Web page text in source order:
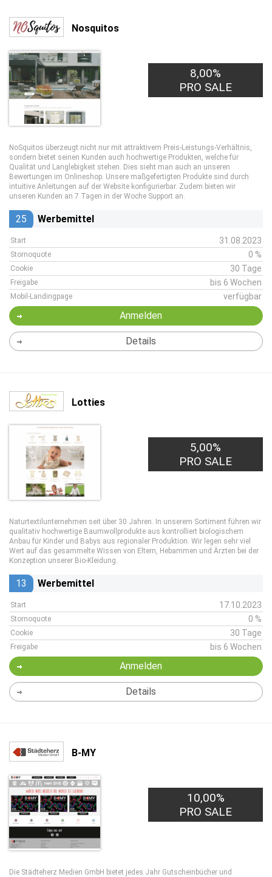
Nosquitos
8,00%
PRO SALE
NoSquitos überzeugt nicht nur mit attraktivem Preis-Leistungs-Verhältnis,
sondern bietet seinen Kunden auch hochwertige Produkten, welche für
Qualität und Langlebigkeit stehen. Dies sieht man auch an unseren
Bewertungen im Onlineshop. Unsere maßgefertigten Produkte sind durch
intuitive Anleitungen auf der Website konfigurierbar. Zudem bieten wir
unseren Kunden an 7 Tagen in der Woche Support an.
25 Werbemittel
Start 31.08.2023
Stornoquote 0 %
Cookie 30 Tage
Freigabe bis 6 Wochen
Mobil-Landingpage verfügbar
Anmelden
Details
Lotties
5,00%
PRO SALE
Naturtextilunternehmen seit über 30 Jahren. In unserem Sortiment führen wir
qualitativ hochwertige Baumwollprodukte aus kontrolliert biologischem
Anbau für Kinder und Babys aus regionaler Produktion. Wir legen sehr viel
Wert auf das gesammelte Wissen von Eltern, Hebammen und Ärzten bei der
Konzeption unserer Bio-Kleidung.
13 Werbemittel
Start 17.10.2023
Stornoquote 0 %
Cookie 30 Tage
Freigabe bis 6 Wochen
Anmelden
Details
B-MY
10,00%
PRO SALE
Die Städteherz Medien GmbH bietet jedes Jahr Gutscheinbücher und